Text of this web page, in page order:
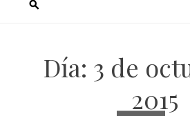
Día: 3 de
2015